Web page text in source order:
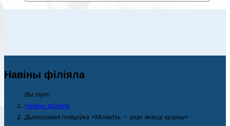
Навіны філіяла
Вы тут:
Навіны філіяла
Дыялогавая пляцоўка «Моладзь — знак якасці краіны»